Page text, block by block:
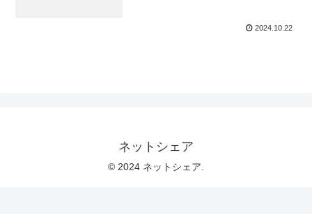
2024.10.22
ネットシェア
© 2024 ネットシェア.